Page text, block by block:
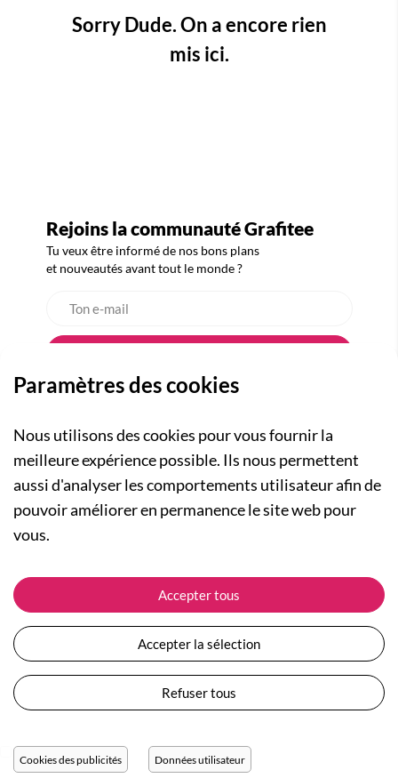
Sorry Dude. On a encore rien
mis ici.
Rejoins la communauté Grafitee
Tu veux être informé de nos bons plans
et nouveautés avant tout le monde ?
A PROPOS
Qui sommes-nous ?
Actualités
Nos engagements
Plan du site
Devenir revendeur
Collection Femme
Collection Enfants
Les Totebags
Nos différents thèmes
ASSISTANCE
Suivre ma commande
Expédition et livraison
Retour et remboursement
Moyens de paiement
Questions / Réponses
Conditions générales de vente
Protection des données personnelles
Réglage des cookies
Paramètres des cookies
Nous utilisons des cookies pour vous fournir la
meilleure expérience possible. Ils nous permettent
aussi d'analyser les comportements utilisateur afin de
pouvoir améliorer en permanence le site web pour
vous.
Accepter tous
Accepter la sélection
Refuser tous
Cookies des publicités Données utilisateur